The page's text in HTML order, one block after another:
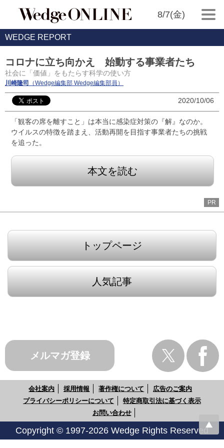
8/7(金)
WEDGE REPORT
コロナに立ち向かえ 始動する事業者たち
社会に「価値」をもたらす科学の使い方
川崎隆司 （Wedge編集部 Wedge編集部員）
2020/10/06
「観客の席を離すこと」は本当に感染症対策の『解』なのか。
ウイルスの特徴を踏まえ、活動再開を目指す事業者たちの挑戦
を追った。
本文を読む
PR
トップページ
人気記事
メルマガ登録
会社案内 採用情報 著作権について
広告のご案内
プライバシーポリシーについて
特定商取引法に基づく表示
お問い合わせ
Copyright © 1997-2026 Wedge Rights Reserved